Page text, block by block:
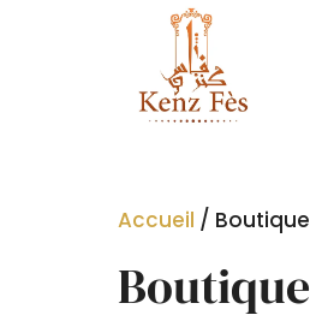
Accueil / Boutique
Boutique